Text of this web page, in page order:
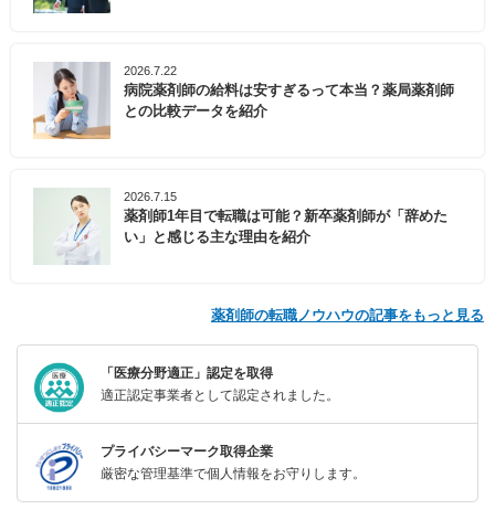
2026.7.22
病院薬剤師の給料は安すぎるって本当？薬局薬剤師
との比較データを紹介
2026.7.15
薬剤師1年目で転職は可能？新卒薬剤師が「辞めた
い」と感じる主な理由を紹介
薬剤師の転職ノウハウの記事をもっと見る
「医療分野適正」認定を取得
適正認定事業者として認定されました。
プライバシーマーク取得企業
厳密な管理基準で個人情報をお守りします。